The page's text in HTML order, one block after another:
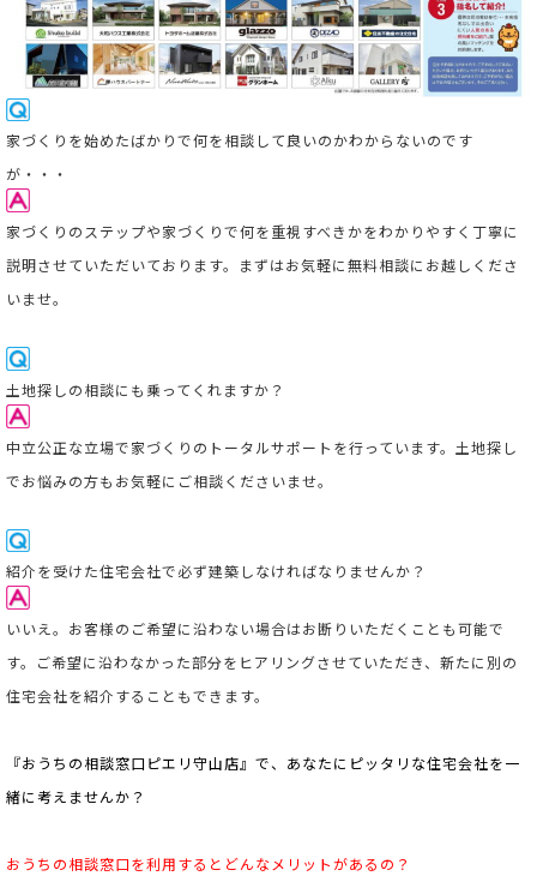
家づくりを始めたばかりで何を相談して良いのかわからないのです
が・・・
家づくりのステップや家づくりで何を重視すべきかをわかりやすく丁寧に
説明させていただいております。まずはお気軽に無料相談にお越しくださ
いませ。
土地探しの相談にも乗ってくれますか？
中立公正な立場で家づくりのトータルサポートを行っています。 土地探し
でお悩みの方もお気軽にご相談くださいませ。
紹介を受けた住宅会社で必ず建築しなければなりませんか？
いいえ。お客様のご希望に沿わない場合はお断りいただくことも可能で
す。ご希望に沿わなかった部分をヒアリングさせていただき、新たに別の
住宅会社を紹介することもできます。
『おうちの相談窓口ピエリ守山店』で、あなたにピッタリな住宅会社を一
緒に考えませんか？
おうちの相談窓口を利用すると どんなメリットがあるの？